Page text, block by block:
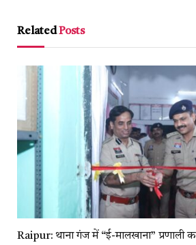
RelatedPosts
Raipur: थाना गंज में “ई-मालखाना” प्रणाली